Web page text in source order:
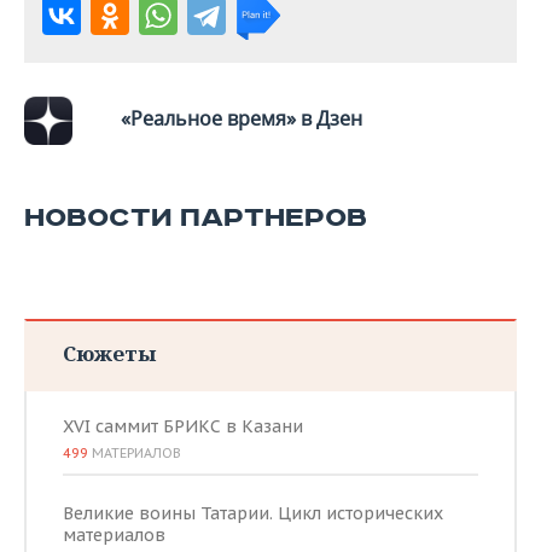
«Реальное время» в Дзен
НОВОСТИ ПАРТНЕРОВ
Сюжеты
XVI саммит БРИКС в Казани
499 МАТЕРИАЛОВ
Великие воины Татарии. Цикл исторических
материалов